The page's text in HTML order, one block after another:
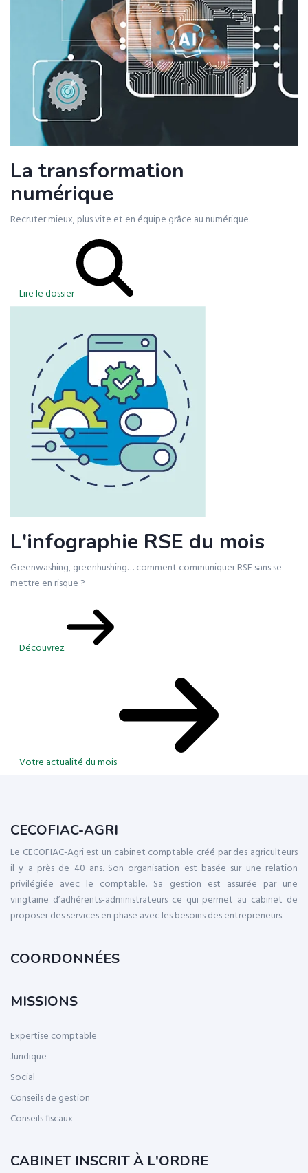
La transformation
numérique
Recruter mieux, plus vite et en équipe grâce au numérique.
Lire le dossier
L'infographie RSE du mois
Greenwashing, greenhushing… comment communiquer RSE sans se
mettre en risque ?
Découvrez
Votre actualité du mois
CECOFIAC-AGRI
Le CECOFIAC-Agri est un cabinet comptable créé par des agriculteurs
il y a près de 40 ans. Son organisation est basée sur une relation
privilégiée avec le comptable. Sa gestion est assurée par une
vingtaine d’adhérents-administrateurs ce qui permet au cabinet de
proposer des services en phase avec les besoins des entrepreneurs.
COORDONNÉES
MISSIONS
Expertise comptable
Juridique
Social
Conseils de gestion
Conseils fiscaux
CABINET INSCRIT À L'ORDRE